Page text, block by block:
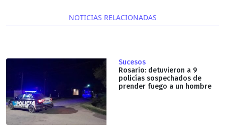
NOTICIAS RELACIONADAS
Sucesos
Rosario: detuvieron a 9
policías sospechados de
prender fuego a un hombre